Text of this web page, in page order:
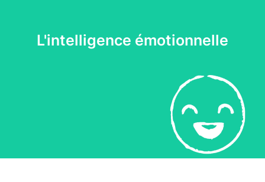
L'intelligence émotionnelle